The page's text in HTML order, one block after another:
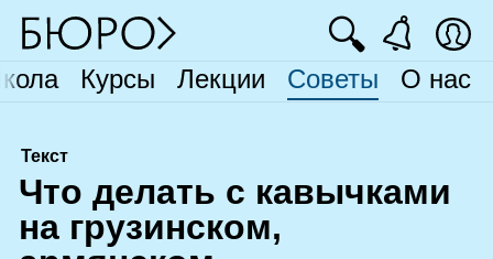
Курсы Лекции Советы О нас
🔍
Текст
Что делать с кавычками
на грузинском,